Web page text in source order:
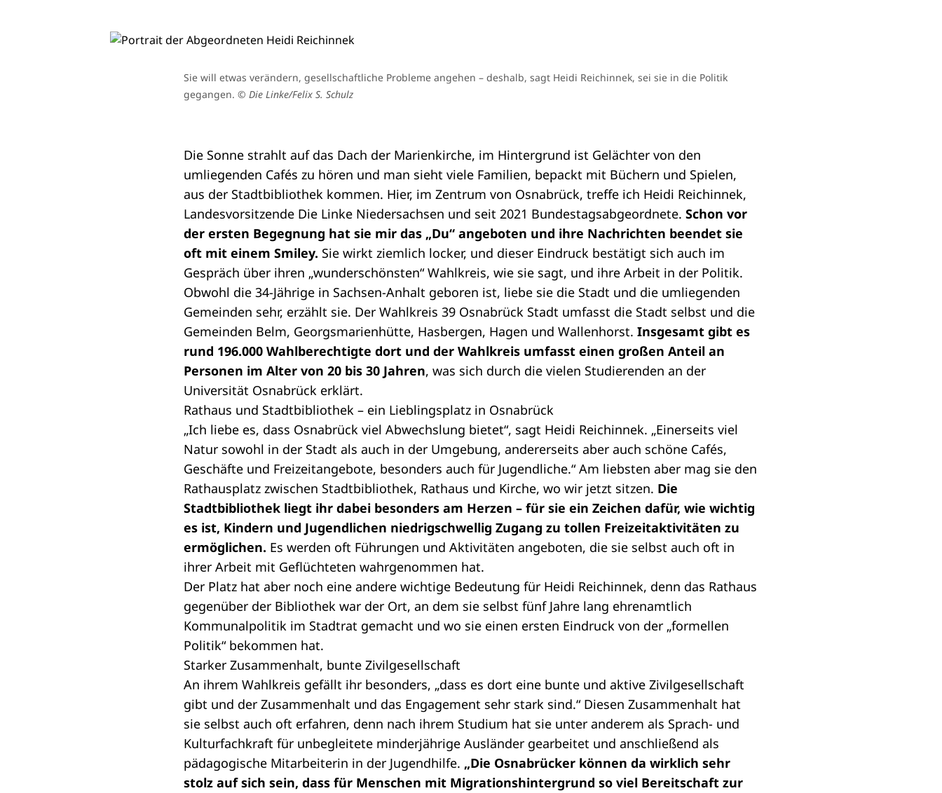
Sie will etwas verändern, gesellschaftliche Probleme angehen – deshalb, sagt Heidi Reichinnek, sei sie in die Politik
gegangen. © Die Linke/Felix S. Schulz
Die Sonne strahlt auf das Dach der Marienkirche, im Hintergrund ist Gelächter von den
umliegenden Cafés zu hören und man sieht viele Familien, bepackt mit Büchern und Spielen,
aus der Stadtbibliothek kommen. Hier, im Zentrum von Osnabrück, treffe ich Heidi Reichinnek,
Landesvorsitzende Die Linke Niedersachsen und seit 2021 Bundestagsabgeordnete. Schon vor
der ersten Begegnung hat sie mir das „Du“ angeboten und ihre Nachrichten beendet sie
oft mit einem Smiley. Sie wirkt ziemlich locker, und dieser Eindruck bestätigt sich auch im
Gespräch über ihren „wunderschönsten“ Wahlkreis, wie sie sagt, und ihre Arbeit in der Politik.
Obwohl die 34-Jährige in Sachsen-Anhalt geboren ist, liebe sie die Stadt und die umliegenden
Gemeinden sehr, erzählt sie. Der Wahlkreis 39 Osnabrück Stadt umfasst die Stadt selbst und die
Gemeinden Belm, Georgsmarienhütte, Hasbergen, Hagen und Wallenhorst. Insgesamt gibt es
rund 196.000 Wahlberechtigte dort und der Wahlkreis umfasst einen großen Anteil an
Personen im Alter von 20 bis 30 Jahren, was sich durch die vielen Studierenden an der
Universität Osnabrück erklärt.
Rathaus und Stadtbibliothek – ein Lieblingsplatz in Osnabrück
„Ich liebe es, dass Osnabrück viel Abwechslung bietet“, sagt Heidi Reichinnek. „Einerseits viel
Natur sowohl in der Stadt als auch in der Umgebung, andererseits aber auch schöne Cafés,
Geschäfte und Freizeitangebote, besonders auch für Jugendliche.“ Am liebsten aber mag sie den
Rathausplatz zwischen Stadtbibliothek, Rathaus und Kirche, wo wir jetzt sitzen. Die
Stadtbibliothek liegt ihr dabei besonders am Herzen – für sie ein Zeichen dafür, wie wichtig
es ist, Kindern und Jugendlichen niedrigschwellig Zugang zu tollen Freizeitaktivitäten zu
ermöglichen. Es werden oft Führungen und Aktivitäten angeboten, die sie selbst auch oft in
ihrer Arbeit mit Geflüchteten wahrgenommen hat.
Der Platz hat aber noch eine andere wichtige Bedeutung für Heidi Reichinnek, denn das Rathaus
gegenüber der Bibliothek war der Ort, an dem sie selbst fünf Jahre lang ehrenamtlich
Kommunalpolitik im Stadtrat gemacht und wo sie einen ersten Eindruck von der „formellen
Politik“ bekommen hat.
Starker Zusammenhalt, bunte Zivilgesellschaft
An ihrem Wahlkreis gefällt ihr besonders, „dass es dort eine bunte und aktive Zivilgesellschaft
gibt und der Zusammenhalt und das Engagement sehr stark sind.“ Diesen Zusammenhalt hat
sie selbst auch oft erfahren, denn nach ihrem Studium hat sie unter anderem als Sprach- und
Kulturfachkraft für unbegleitete minderjährige Ausländer gearbeitet und anschließend als
pädagogische Mitarbeiterin in der Jugendhilfe. „Die Osnabrücker können da wirklich sehr
stolz auf sich sein, dass für Menschen mit Migrationshintergrund so viel Bereitschaft zur